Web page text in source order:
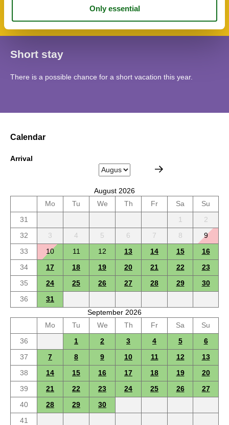
Short stay
There is a possible chance for a short vacation this year.
Calendar
Arrival
August 2026
Mo
Tu We Th Fr Sa
Su
31
1
2
32
3 4 5 6 7 8
9
33
10 11 12 13 14 15
16
34
17 18 19 20 21 22
23
35
24 25 26 27 28 29
30
36
31
September 2026
Mo
Tu We Th Fr Sa
Su
36
1 2 3 4 5
6
37
7 8 9 10 11 12
13
38
14 15 16 17 18 19
20
39
21 22 23 24 25 26
27
40
28 29
30
41